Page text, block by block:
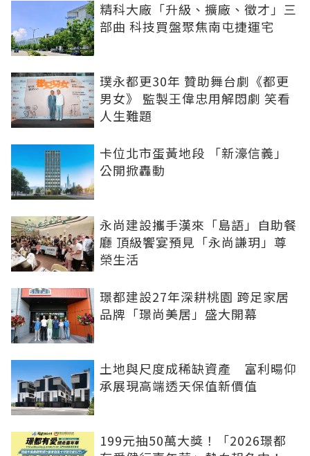
精科大廠「升級、擴廠、徵才」三
部曲 科技買盤聚焦南屯捷運宅
璞永都更30年 贊助舞台劇《都更
男女》 監製王偉忠用解悶劇 笑看
人生難題
卡位北市蛋黃地段 「新濠信義」
公開掀轟動
永尚建設攜手漢來「島語」自助餐
廳 頂級饗宴預見「永尚謙玥」尊
榮生活
璟都建設27年深耕桃園 跨足家居
品牌「璟尚美居」盛大開幕
土地與尺度成稀缺資產 富利暘仰
承展現高端透天保值新價值
199元抽50萬大獎！「2026璟都